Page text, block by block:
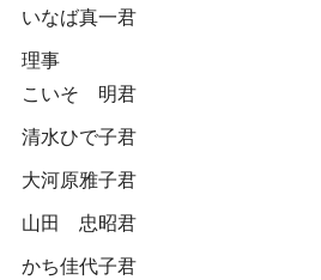
いなば真一君
理事
こいそ 明君
清水ひで子君
大河原雅子君
山田 忠昭君
かち佳代子君